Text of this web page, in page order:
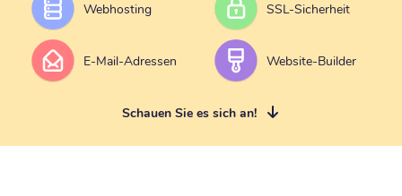
Webhosting SSL-Sicherheit
E-Mail-Adressen Website-Builder
Schauen Sie es sich an!